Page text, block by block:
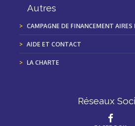
Autres
CAMPAGNE DE FINANCEMENT
AIDE ET CONTACT
LA CHARTE
Réseaux